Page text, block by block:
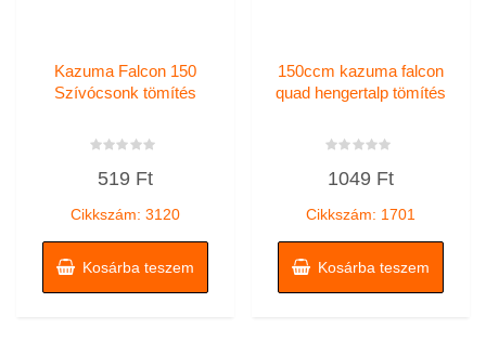
Kazuma Falcon 150
Szívócsonk tömítés
519 Ft
Cikkszám: 3120
Kosárba teszem
150ccm kazuma falcon
quad hengertalp tömítés
01049 Ft
Cikkszám: 1701
Kosárba teszem